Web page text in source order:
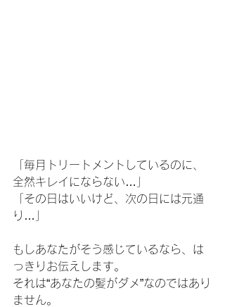
「毎月トリートメントしているのに、
全然キレイにならない…」
「その日はいいけど、次の日には元通
り…」
もしあなたがそう感じているなら、は
っきりお伝えします。
それは“あなたの髪がダメ”なのではあり
ません。